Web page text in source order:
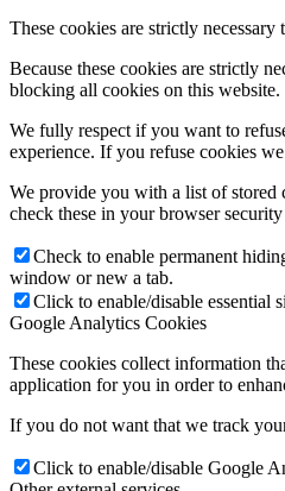
These cookies are strictly
Because these cookies are strictly
blocking all cookies on this
We fully respect if you want to
experience. If you refuse cookies
We provide you with a list of stored
check these in your browser security
Check to enable permanent
window or new a tab.
Click to enable/disable essential
Google Analytics Cookies
These cookies collect information
application for you in order to
If you do not want that we track
Click to enable/disable Google